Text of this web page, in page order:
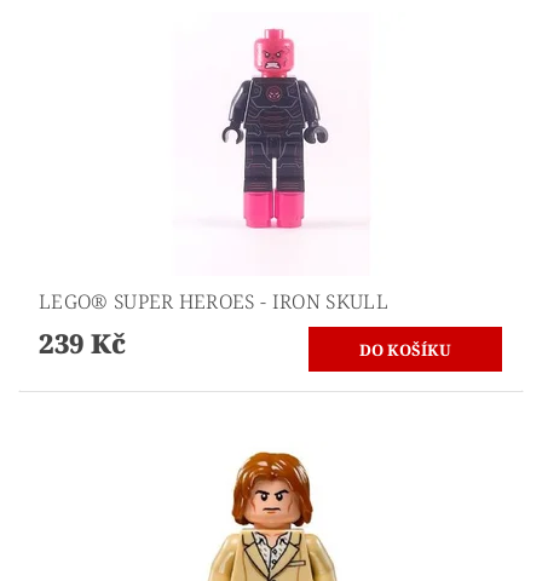
LEGO® SUPER HEROES - IRON SKULL
239 Kč